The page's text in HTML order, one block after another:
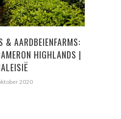
& AARDBEIENFARMS:
HIGHLANDS |
2020